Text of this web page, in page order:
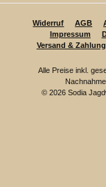
Widerruf AGB
Impressum
Versand & Zahlung
Alle Preise inkl.
© 2026 Sodia